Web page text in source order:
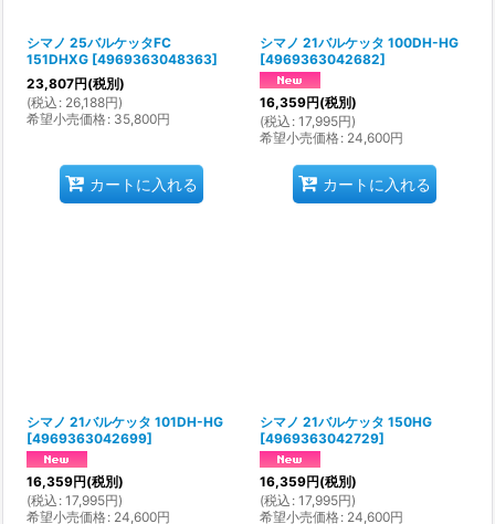
シマノ 25バルケッタFC
151DHXG [4969363048363]
23,807円(税別)
(税込 : 26,188円)
希望小売価格: 35,800円
カートに入れる
シマノ 21バルケッタ 100DH-HG
[4969363042682]
16,359円(税別)
(税込 : 17,995円)
希望小売価格: 24,600円
カートに入れる
シマノ 21バルケッタ 101DH-HG
[4969363042699]
16,359円(税別)
(税込 : 17,995円)
希望小売価格: 24,600円
シマノ 21バルケッタ 150HG
[4969363042729]
16,359円(税別)
(税込 : 17,995円)
希望小売価格: 24,600円